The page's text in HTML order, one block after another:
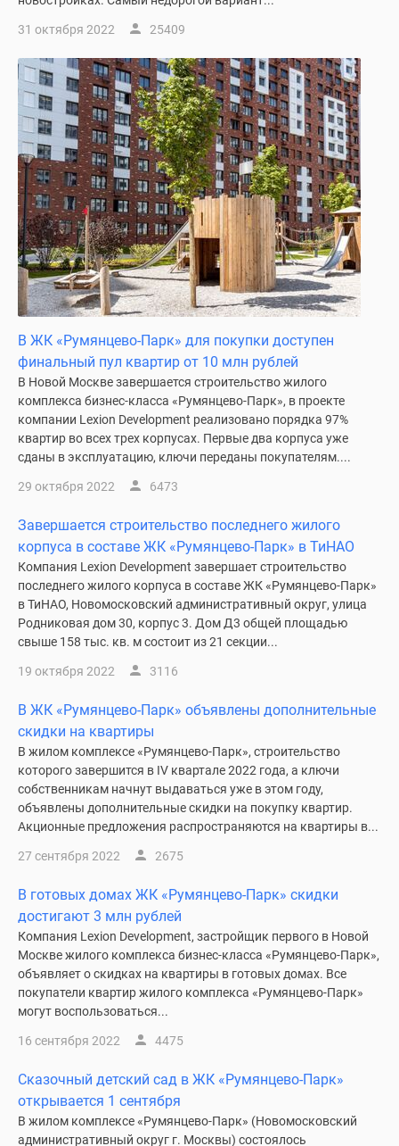
водоема
Коттеджные
поселки
ипотеку
Бизнес-
центры
Коттеджи
Скидки
акции
Макс
31 октября 2022 25409
В ЖК «Румянцево-Парк» для покупки доступен
финальный пул квартир от 10 млн рублей
В Новой Москве завершается строительство жилого
комплекса бизнес-класса «Румянцево-Парк», в проекте
компании Lexion Development реализовано порядка 97%
квартир во всех трех корпусах. Первые два корпуса уже
сданы в эксплуатацию, ключи переданы покупателям....
29 октября 2022 6473
Завершается строительство последнего жилого
корпуса в составе ЖК «Румянцево-Парк» в ТиНАО
Компания Lexion Development завершает строительство
последнего жилого корпуса в составе ЖК «Румянцево-Парк»
в ТиНАО, Новомосковский административный округ, улица
Родниковая дом 30, корпус 3. Дом Д3 общей площадью
свыше 158 тыс. кв. м состоит из 21 секции...
19 октября 2022 3116
В ЖК «Румянцево-Парк» объявлены дополнительные
скидки на квартиры
В жилом комплексе «Румянцево-Парк», строительство
которого завершится в IV квартале 2022 года, а ключи
собственникам начнут выдаваться уже в этом году,
объявлены дополнительные скидки на покупку квартир.
Акционные предложения распространяются на квартиры в...
27 сентября 2022 2675
В готовых домах ЖК «Румянцево-Парк» скидки
достигают 3 млн рублей
Компания Lexion Development, застройщик первого в Новой
Москве жилого комплекса бизнес-класса «Румянцево-Парк»,
объявляет о скидках на квартиры в готовых домах. Все
покупатели квартир жилого комплекса «Румянцево-Парк»
могут воспользоваться...
16 сентября 2022 4475
Сказочный детский сад в ЖК «Румянцево-Парк»
открывается 1 сентября
В жилом комплексе «Румянцево-Парк» (Новомосковский
административный округ г. Москвы) состоялось